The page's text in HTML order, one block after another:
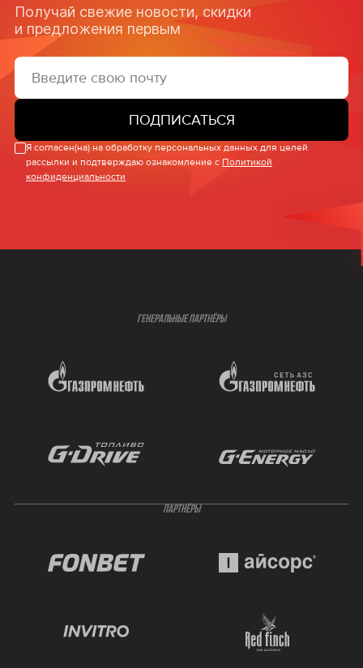
Получай свежие новости, скидки
и предложения первым
ПОДПИСАТЬСЯ
Я согласен(на) на обработку персональных данных для целей
рассылки и подтверждаю ознакомление с Политикой
конфиденциальности
ГЕНЕРАЛЬНЫЕ ПАРТНЁРЫ
ПАРТНЁРЫ